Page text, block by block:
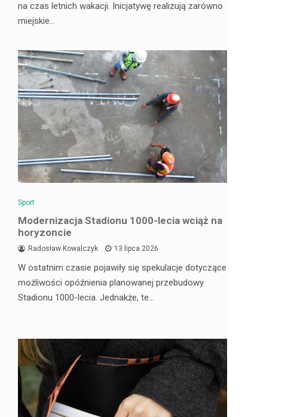
na czas letnich wakacji. Inicjatywę realizują zarówno
miejskie…
Sport
Modernizacja Stadionu 1000-lecia wciąż na
horyzoncie
Radosław Kowalczyk 13 lipca 2026
W ostatnim czasie pojawiły się spekulacje dotyczące
możliwości opóźnienia planowanej przebudowy
Stadionu 1000-lecia. Jednakże, te…